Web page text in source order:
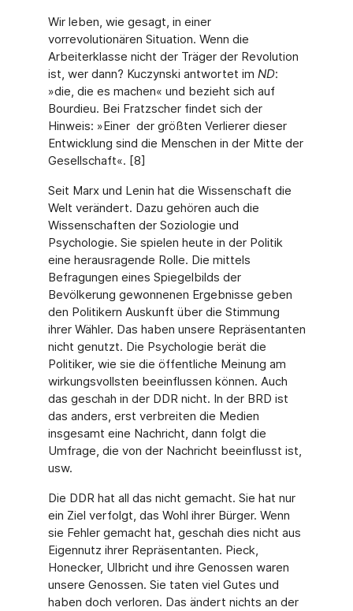
Wir leben, wie gesagt, in einer
vorrevolutionären Situation. Wenn die
Arbeiterklasse nicht der Träger der Revolution
ist, wer dann? Kuczynski antwortet im ND:
»die, die es machen« und bezieht sich auf
Bourdieu. Bei Fratzscher findet sich der
Hinweis: »Einer der größten Verlierer dieser
Entwicklung sind die Menschen in der Mitte der
Gesellschaft«. [8]
Seit Marx und Lenin hat die Wissenschaft die
Welt verändert. Dazu gehören auch die
Wissenschaften der Soziologie und
Psychologie. Sie spielen heute in der Politik
eine her­ausragende Rolle. Die mittels
Befragungen eines Spiegelbilds der
Bevölkerung gewonne­nen Ergebnisse geben
den Politikern Auskunft über die Stimmung
ihrer Wähler. Das haben unsere Repräsentanten
nicht genutzt. Die Psychologie berät die
Politiker, wie sie die öf­fentliche Meinung am
wirkungsvollsten beeinflussen können. Auch
das geschah in der DDR nicht. In der BRD ist
das anders, erst verbreiten die Medien
insgesamt eine Nach­richt, dann folgt die
Umfrage, die von der Nachricht beeinflusst ist,
usw.
Die DDR hat all das nicht gemacht. Sie hat nur
ein Ziel verfolgt, das Wohl ihrer Bürger. Wenn
sie Fehler gemacht hat, geschah dies nicht aus
Eigennutz ihrer Repräsentanten. Pieck,
Honecker, Ulbricht und ihre Genossen waren
unsere Genossen. Sie taten viel Gutes und
haben doch verloren. Das ändert nichts an der